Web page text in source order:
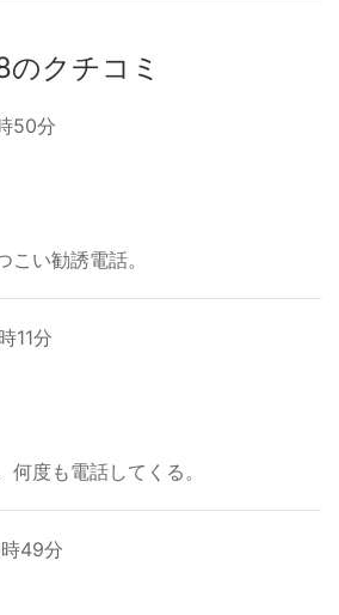
クチコミ
50分
い勧誘電話。
11分
度も電話してくる。
49分